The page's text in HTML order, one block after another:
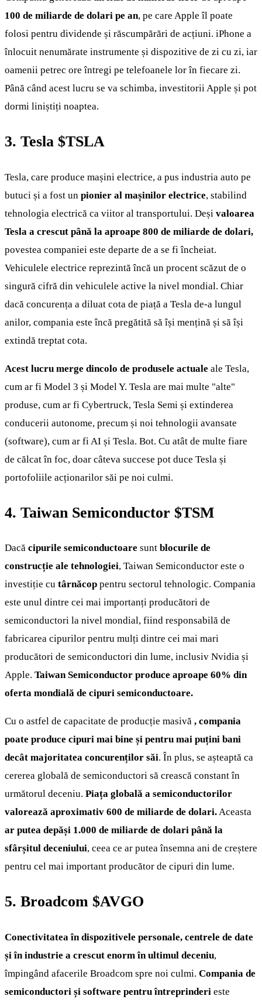
100 de miliarde de dolari pe an, pe care Apple îl poate
folosi pentru dividende și răscumpărări de acțiuni. iPhone a
înlocuit nenumărate instrumente și dispozitive de zi cu zi, iar
oamenii petrec ore întregi pe telefoanele lor în fiecare zi.
Până când acest lucru se va schimba, investitorii Apple și pot
dormi liniștiți noaptea.
3. Tesla $TSLA
Tesla, care produce mașini electrice, a pus industria auto pe
butuci și a fost un pionier al mașinilor electrice, stabilind
tehnologia electrică ca viitor al transportului. Deși valoarea
Tesla a crescut până la aproape 800 de miliarde de dolari,
povestea companiei este departe de a se fi încheiat.
Vehiculele electrice reprezintă încă un procent scăzut de o
singură cifră din vehiculele active la nivel mondial. Chiar
dacă concurența a diluat cota de piață a Tesla de-a lungul
anilor, compania este încă pregătită să își mențină și să își
extindă treptat cota.
Acest lucru merge dincolo de produsele actuale ale Tesla,
cum ar fi Model 3 și Model Y. Tesla are mai multe "alte"
produse, cum ar fi Cybertruck, Tesla Semi și extinderea
conducerii autonome, precum și noi tehnologii avansate
(software), cum ar fi AI și Tesla. Bot. Cu atât de multe fiare
de călcat în foc, doar câteva succese pot duce Tesla și
portofoliile acționarilor săi pe noi culmi.
4. Taiwan Semiconductor $TSM
Dacă cipurile semiconductoare sunt blocurile de
construcție ale tehnologiei, Taiwan Semiconductor este o
investiție cu târnăcop pentru sectorul tehnologic. Compania
este unul dintre cei mai importanți producători de
semiconductori la nivel mondial, fiind responsabilă de
fabricarea cipurilor pentru mulți dintre cei mai mari
producători de semiconductori din lume, inclusiv Nvidia și
Apple. Taiwan Semiconductor produce aproape 60% din
oferta mondială de cipuri semiconductoare.
Cu o astfel de capacitate de producție masivă , compania
poate produce cipuri mai bine și pentru mai puțini bani
decât majoritatea concurenților săi. În plus, se așteaptă ca
cererea globală de semiconductori să crească constant în
următorul deceniu. Piața globală a semiconductorilor
valorează aproximativ 600 de miliarde de dolari.Aceasta
ar putea depăși 1.000 de miliarde de dolari până la
sfârșitul deceniului, ceea ce ar putea însemna ani de creștere
pentru cel mai important producător de cipuri din lume.
5. Broadcom $AVGO
Conectivitatea în dispozitivele personale, centrele de date
și în industrie a crescut enorm în ultimul deceniu,
împingând afacerile Broadcom spre noi culmi. Compania de
semiconductori și software pentru întreprinderi este